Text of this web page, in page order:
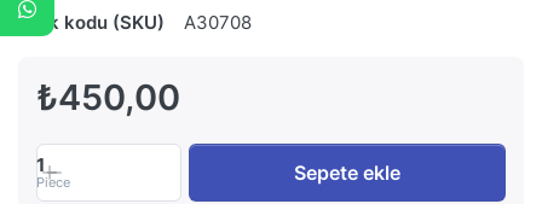
Stok kodu (SKU) A30708
₺450,00
1
Piece Sepete ekle